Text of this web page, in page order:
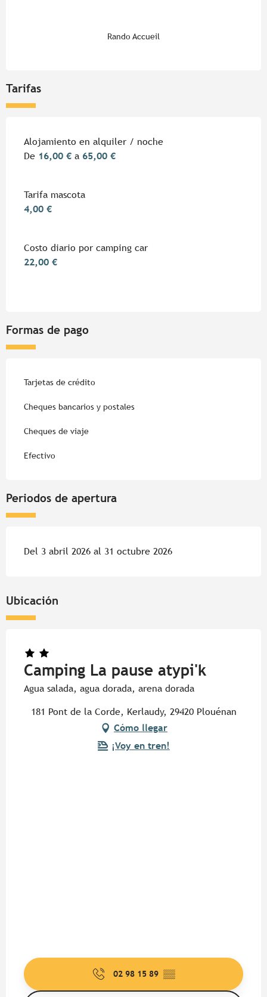
Rando Accueil
Tarifas
Tarifas 2026
Alojamiento en alquiler / noche
De 16,00 € a 65,00 €
Tarifa mascota
4,00 €
Costo diario por camping car
22,00 €
Formas de pago
Tarjetas de crédito
Cheques bancarios y postales
Cheques de viaje
Efectivo
Periodos de apertura
Del 3 abril 2026 al 31 octubre 2026
Ubicación
Camping La pause atypi'k
Agua salada, agua dorada, arena dorada
181 Pont de la Corde, Kerlaudy, 29420 Plouénan
Cómo llegar
¡Voy en tren!
02 98 15 89 ▒▒